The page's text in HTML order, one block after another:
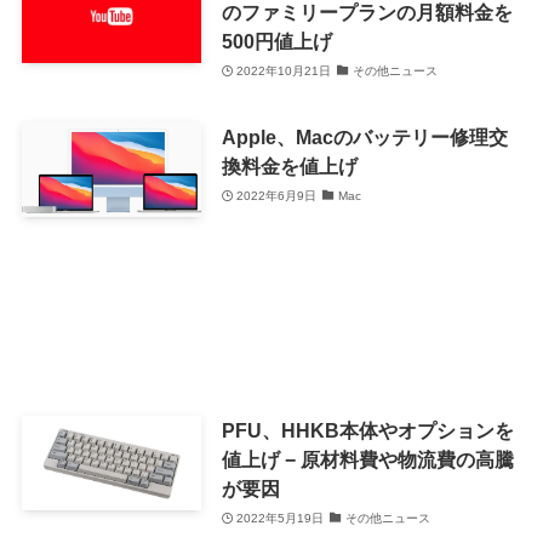
のファミリープランの月額料金を
500円値上げ
2022年10月21日 その他ニュース
Apple、Macのバッテリー修理交
換料金を値上げ
2022年6月9日 Mac
PFU、HHKB本体やオプションを
値上げ − 原材料費や物流費の高騰
が要因
2022年5月19日 その他ニュース